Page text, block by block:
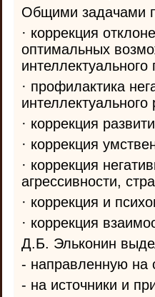
Общими задачами
· коррекция
оптимальных
интеллектуального
· профилактика
интеллектуального
· коррекция
· коррекция
· коррекция
агрессивности,
· коррекция и
· коррекция
Д.Б. Эльконин
- направленную на
- на источники и